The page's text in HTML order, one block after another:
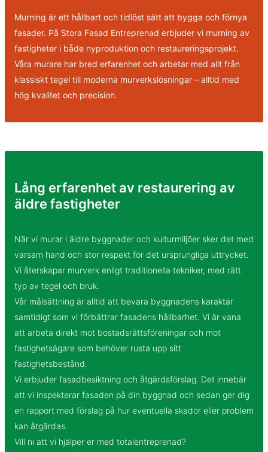
Murning är ett hållbart och tidlöst sätt att bygga och förnya
fasader. På Stora Fasad Entreprenad erbjuder vi murning av
fastigheter i både nyproduktion och restaureringsprojekt.
Våra murare har bred erfarenhet och arbetar med allt från
klassiskt tegel till moderna murverkslösningar – alltid med
hög kvalitet och precision.
Lång erfarenhet av restaurering av
äldre fastigheter
När vi murar i äldre byggnader och kulturmiljöer sker det med
varsam hand och stor respekt för det ursprungliga uttrycket.
Vi återskapar murverk enligt traditionella tekniker, med rätt
typ av tegel och bruk.
Vår målsättning är alltid att bevara byggnadens karaktär
samtidigt som vi förbättrar fasadens hållbarhet. Vi är vana
att arbeta direkt mot bostadsrättsföreningar och mot
fastighetsägare som behöver rusta upp sitt
fastighetsbestånd.
Vi erbjuder fasadbesiktning och åtgärdsförslag. Det innebär
att vi inspekterar fasaden på din byggnad och sedan ger dig
en rapport med förslag på hur eventuella skador eller problem
kan åtgärdas.
Vill ni att vi hjälper er med totalentreprenad?